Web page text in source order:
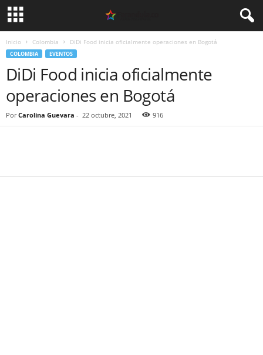
Inicio Colombia DiDi Food inicia oficialmente operaciones en Bogotá
COLOMBIA EVENTOS
DiDi Food inicia oficialmente
operaciones en Bogotá
Por Carolina Guevara - 22 octubre, 2021 916